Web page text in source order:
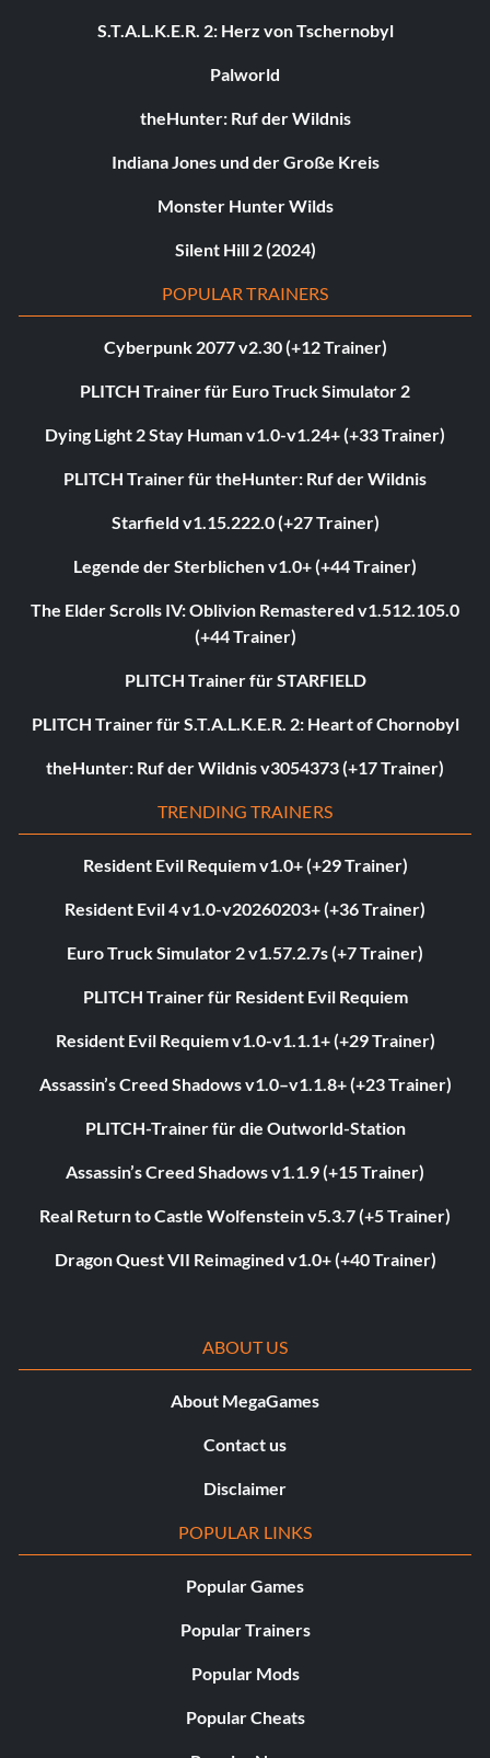
S.T.A.L.K.E.R. 2: Herz von Tschernobyl
Palworld
theHunter: Ruf der Wildnis
Indiana Jones und der Große Kreis
Monster Hunter Wilds
Silent Hill 2 (2024)
POPULAR TRAINERS
Cyberpunk 2077 v2.30 (+12 Trainer)
PLITCH Trainer für Euro Truck Simulator 2
Dying Light 2 Stay Human v1.0-v1.24+ (+33 Trainer)
PLITCH Trainer für theHunter: Ruf der Wildnis
Starfield v1.15.222.0 (+27 Trainer)
Legende der Sterblichen v1.0+ (+44 Trainer)
The Elder Scrolls IV: Oblivion Remastered v1.512.105.0
(+44 Trainer)
PLITCH Trainer für STARFIELD
PLITCH Trainer für S.T.A.L.K.E.R. 2: Heart of Chornobyl
theHunter: Ruf der Wildnis v3054373 (+17 Trainer)
TRENDING TRAINERS
Resident Evil Requiem v1.0+ (+29 Trainer)
Resident Evil 4 v1.0-v20260203+ (+36 Trainer)
Euro Truck Simulator 2 v1.57.2.7s (+7 Trainer)
PLITCH Trainer für Resident Evil Requiem
Resident Evil Requiem v1.0-v1.1.1+ (+29 Trainer)
Assassin’s Creed Shadows v1.0–v1.1.8+ (+23 Trainer)
PLITCH-Trainer für die Outworld-Station
Assassin’s Creed Shadows v1.1.9 (+15 Trainer)
Real Return to Castle Wolfenstein v5.3.7 (+5 Trainer)
Dragon Quest VII Reimagined v1.0+ (+40 Trainer)
ABOUT US
About MegaGames
Contact us
Disclaimer
POPULAR LINKS
Popular Games
Popular Trainers
Popular Mods
Popular Cheats